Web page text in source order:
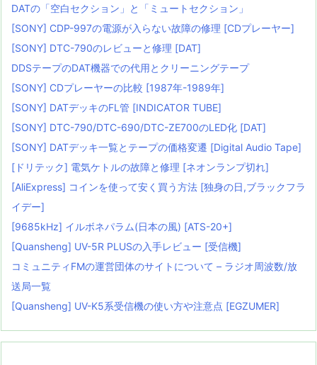
DATの「空白セクション」と「ミュートセクション」
[SONY] CDP-997の電源が入らない故障の修理 [CDプレーヤー]
[SONY] DTC-790のレビューと修理 [DAT]
DDSテープのDAT機器での代用とクリーニングテープ
[SONY] CDプレーヤーの比較 [1987年-1989年]
[SONY] DATデッキのFL管 [INDICATOR TUBE]
[SONY] DTC-790/DTC-690/DTC-ZE700のLED化 [DAT]
[SONY] DATデッキ一覧とテープの価格変遷 [Digital Audio Tape]
[ドリテック] 電気ケトルの故障と修理 [ネオンランプ切れ]
[AliExpress] コインを使って安く買う方法 [独身の日,ブラックフラ
イデー]
[9685kHz] イルボネパラム(日本の風) [ATS-20+]
[Quansheng] UV-5R PLUSの入手レビュー [受信機]
コミュニティFMの運営団体のサイトについて – ラジオ周波数/放
送局一覧
[Quansheng] UV-K5系受信機の使い方や注意点 [EGZUMER]